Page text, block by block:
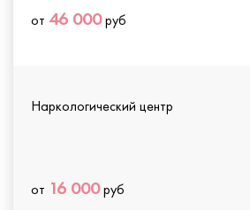
от 46 000руб
Наркологический центр
от 16 000руб